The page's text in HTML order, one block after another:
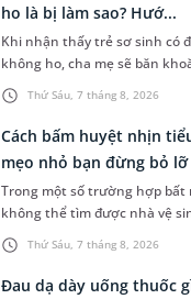
Thứ Sáu, 7 tháng 8, 2026
ho là bị làm sao? Hướ...
Khi nhận thấy trẻ sơ sinh có
không ho, cha mẹ sẽ băn
đang mắc bệnh đường hô hấp
Những chia sẻ dưới đây sẽ
Thứ Sáu, 7 tháng 8, 2026
Cách bấm huyệt nhịn
mẹo nhỏ bạn đừng bỏ lỡ
Trong một số trường hợp bất
không thể tìm được nhà vệ
đã áp dụng phương pháp
Vậy cách bấm huyệt nhịn...
Đau dạ dày uống thuốc